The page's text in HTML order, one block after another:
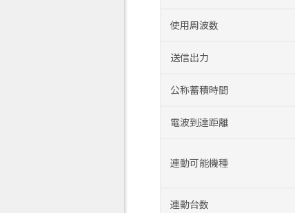
使用周波数
送信出力
公称蓄積時間
電波到達距離
連動可能機種
連動台数